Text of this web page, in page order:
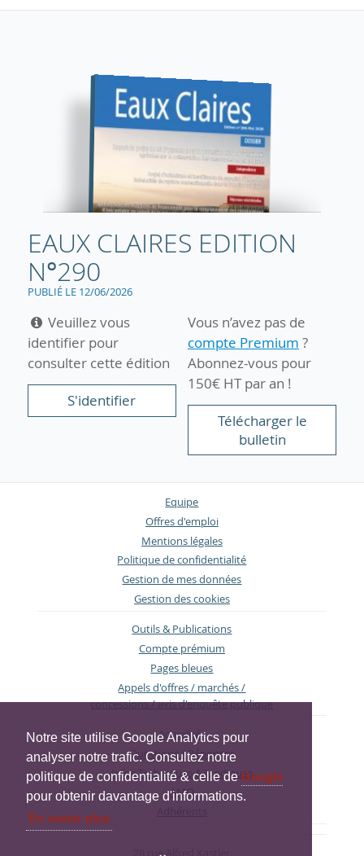
Notre site utilise Google Analytics pour
analyser notre trafic. Consultez notre
politique de confidentialité & celle de Google
pour obtenir davantage d'informations.
En savoir plus
EAUX CLAIRES EDITION
N°290
PUBLIÉ LE 12/06/2026
Veuillez vous
identifier pour
consulter cette édition
S'identifier
Vous n’avez pas de
compte Premium ?
Abonnez-vous pour
150€ HT par an !
Télécharger le
bulletin
Equipe
Offres d'emploi
Mentions légales
Politique de confidentialité
Gestion de mes données
Gestion des cookies
Outils & Publications
Compte prémium
Pages bleues
Appels d'offres / marchés /
concessions / avis d'enquête publique
Actualités
Questions / Réponses
Infos Techniques & Juridiques
AMO
28 rue Alfred Kastler